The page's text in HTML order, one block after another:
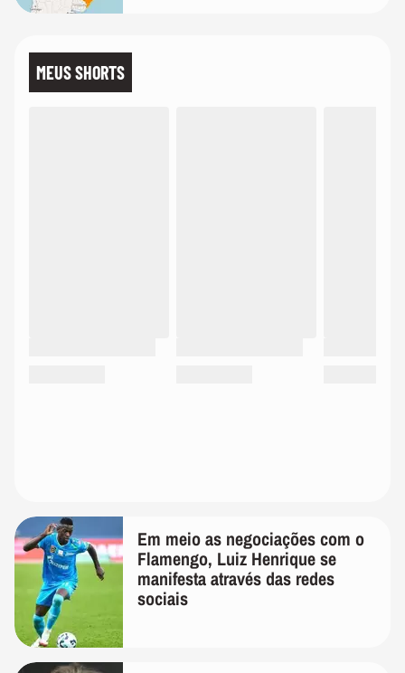
MEUS SHORTS
Em meio as negociações com o
Flamengo, Luiz Henrique se
manifesta através das redes
sociais